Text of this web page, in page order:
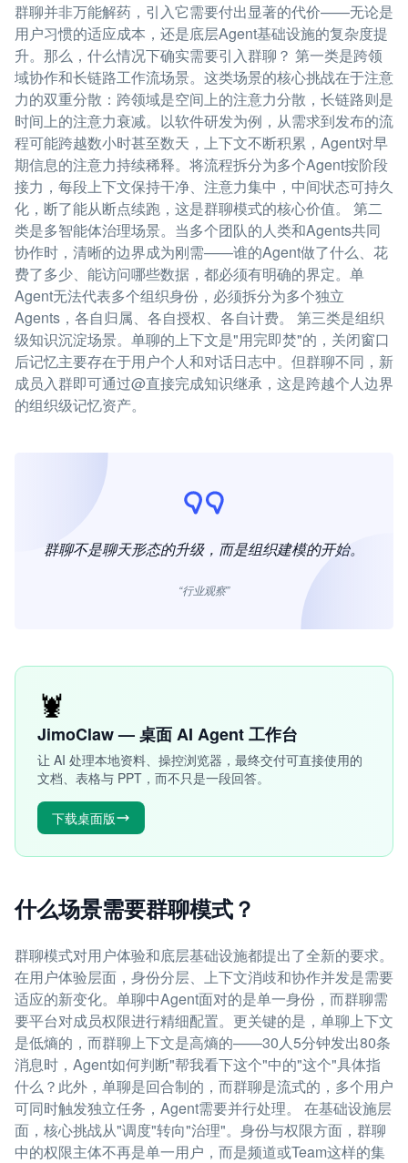
群聊并非万能解药，引入它需要付出显著的代价——无论是
用户习惯的适应成本，还是底层Agent基础设施的复杂度提
升。那么，什么情况下确实需要引入群聊？ 第一类是跨领
域协作和长链路工作流场景。这类场景的核心挑战在于注意
力的双重分散：跨领域是空间上的注意力分散，长链路则是
时间上的注意力衰减。以软件研发为例，从需求到发布的流
程可能跨越数小时甚至数天，上下文不断积累，Agent对早
期信息的注意力持续稀释。将流程拆分为多个Agent按阶段
接力，每段上下文保持干净、注意力集中，中间状态可持久
化，断了能从断点续跑，这是群聊模式的核心价值。 第二
类是多智能体治理场景。当多个团队的人类和Agents共同
协作时，清晰的边界成为刚需——谁的Agent做了什么、花
费了多少、能访问哪些数据，都必须有明确的界定。单
Agent无法代表多个组织身份，必须拆分为多个独立
Agents，各自归属、各自授权、各自计费。 第三类是组织
级知识沉淀场景。单聊的上下文是"用完即焚"的，关闭窗口
后记忆主要存在于用户个人和对话日志中。但群聊不同，新
成员入群即可通过@直接完成知识继承，这是跨越个人边界
的组织级记忆资产。
群聊不是聊天形态的升级，而是组织建模的开始。
“行业观察”
🦞
JimoClaw — 桌面 AI Agent 工作台
让 AI 处理本地资料、操控浏览器，最终交付可直接使用的
文档、表格与 PPT，而不只是一段回答。
下载桌面版
什么场景需要群聊模式？
群聊模式对用户体验和底层基础设施都提出了全新的要求。
在用户体验层面，身份分层、上下文消歧和协作并发是需要
适应的新变化。单聊中Agent面对的是单一身份，而群聊需
要平台对成员权限进行精细配置。更关键的是，单聊上下文
是低熵的，而群聊上下文是高熵的——30人5分钟发出80条
消息时，Agent如何判断"帮我看下这个"中的"这个"具体指
什么？此外，单聊是回合制的，而群聊是流式的，多个用户
可同时触发独立任务，Agent需要并行处理。 在基础设施层
面，核心挑战从"调度"转向"治理"。身份与权限方面，群聊
中的权限主体不再是单一用户，而是频道或Team这样的集